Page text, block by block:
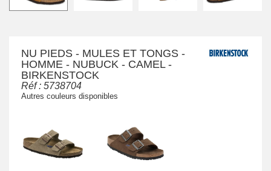
NU PIEDS - MULES ET TONGS -
HOMME - NUBUCK - CAMEL -
BIRKENSTOCK
Réf : 5738704
Autres couleurs disponibles